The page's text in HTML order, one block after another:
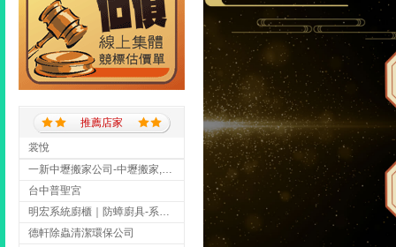
推薦店家
裳悅
一新中壢搬家公司-中壢搬家,中壢搬家公司推薦,桃園搬家推薦,桃園搬家公司
台中普聖宮
明宏系統廚櫃｜防蟑廚具-系統廚櫃安裝,台中系統廚櫃安裝,彰化系統廚櫃安裝,台南系統廚櫃安裝,台中防蟑
德軒除蟲清潔環保公司